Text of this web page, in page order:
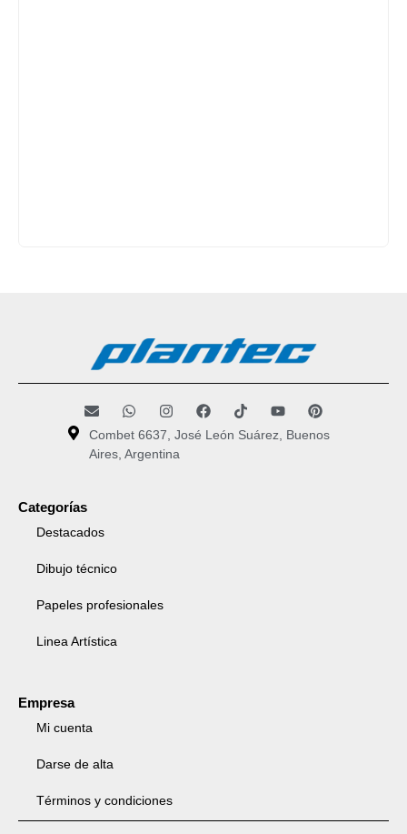
Combet 6637, José León Suárez, Buenos
Aires, Argentina
Categorías
Destacados
Dibujo técnico
Papeles profesionales
Linea Artística
Empresa
Mi cuenta
Darse de alta
Términos y condiciones